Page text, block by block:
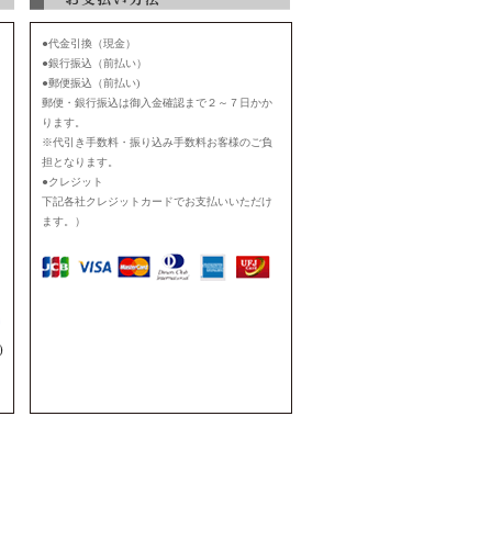
●代金引換（現金）
●銀行振込（前払い）
●郵便振込（前払い)
郵便・銀行振込は御入金確認まで２～７日かか
ります。
※代引き手数料・振り込み手数料お客様のご負
担となります。
●クレジット
下記各社クレジットカードでお支払いいただけ
ます。）